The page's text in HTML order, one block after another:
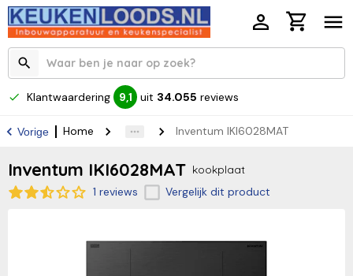
Klantwaardering 9,1 uit 34.055 reviews
Vorige Home Inventum IKI6028MAT
Inventum IKI6028MAT kookplaat
1 reviews
Vergelijk dit product